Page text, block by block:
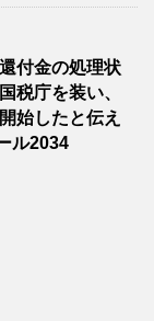
付金の処理状
税庁を装い、
始したと伝え
ル2034